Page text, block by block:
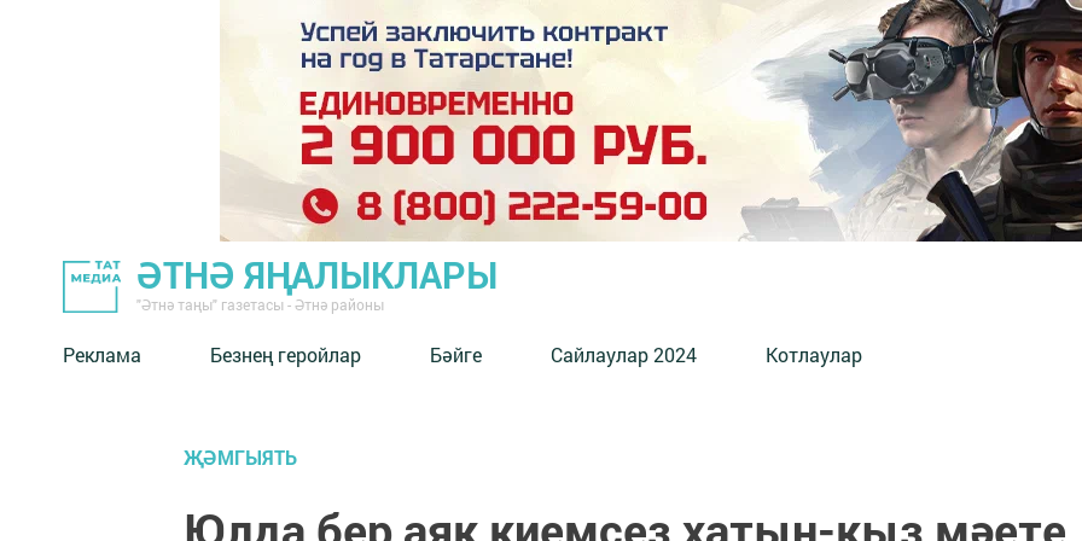
ӘТНӘ ЯҢАЛЫКЛАРЫ
"Әтнә таңы" газетасы - Әтнә районы
Реклама Безнең геройлар Бәйге Сайлаулар 2024 Котлаулар
ҖӘМГЫЯТЬ
Юлда бер аяк киемсез хатын-кыз мәете